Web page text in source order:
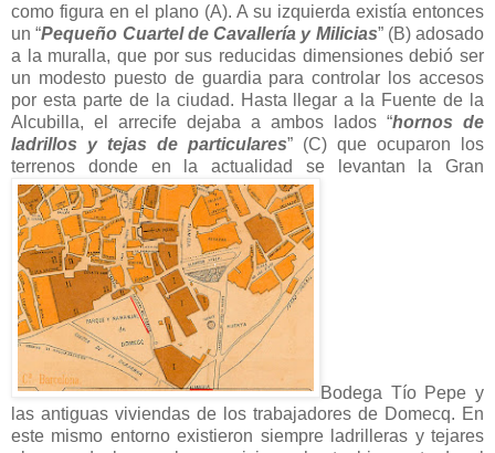
como figura en el plano (A). A su izquierda existía entonces
un “Pequeño Cuartel de Cavallería y Milicias” (B) adosado
a la muralla, que por sus reducidas dimensiones debió ser
un modesto puesto de guardia para controlar los accesos
por esta parte de la ciudad. Hasta llegar a la Fuente de la
Alcubilla, el arrecife dejaba a ambos lados “hornos de
ladrillos y tejas de particulares” (C) que ocuparon los
terrenos donde en la actualidad se levantan la Gran
Bodega Tío Pepe y
las antiguas viviendas de los trabajadores de Domecq. En
este mismo entorno existieron siempre ladrilleras y tejares